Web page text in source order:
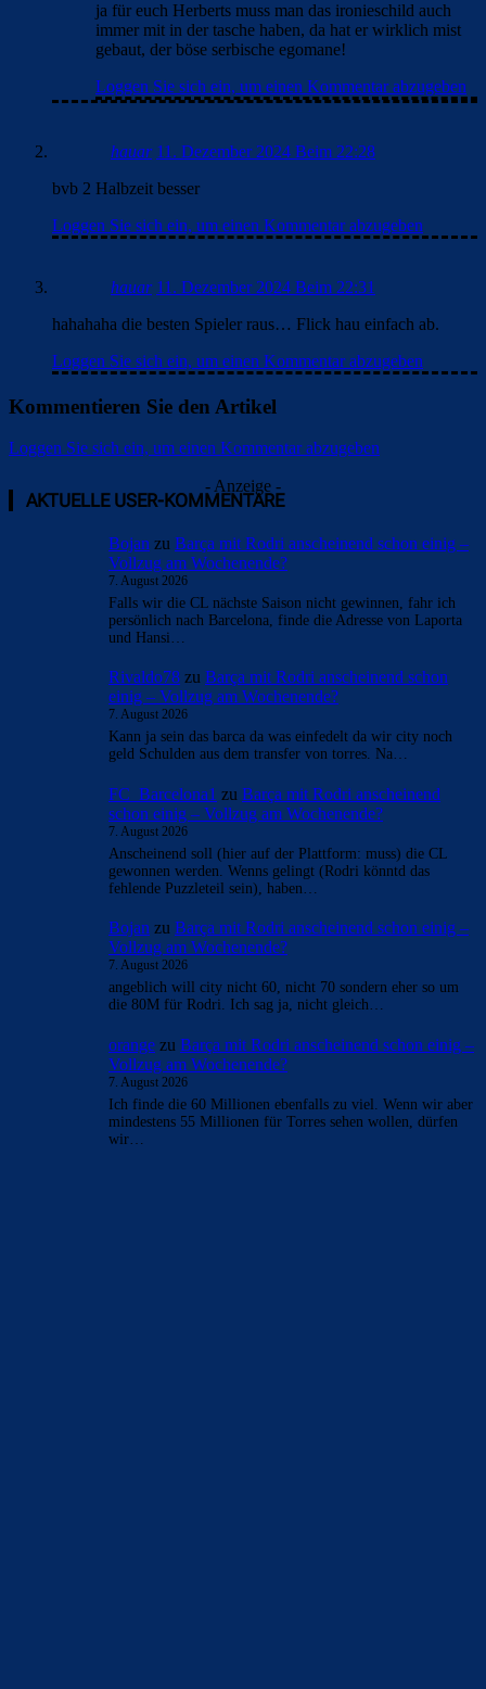
ja für euch Herberts muss man das ironieschild auch
immer mit in der tasche haben, da hat er wirklich mist
gebaut, der böse serbische egomane!
Loggen Sie sich ein, um einen Kommentar abzugeben
hauar 11. Dezember 2024 Beim 22:28
bvb 2 Halbzeit besser
Loggen Sie sich ein, um einen Kommentar abzugeben
hauar 11. Dezember 2024 Beim 22:31
hahahaha die besten Spieler raus… Flick hau einfach ab.
Loggen Sie sich ein, um einen Kommentar abzugeben
Kommentieren Sie den Artikel
Loggen Sie sich ein, um einen Kommentar abzugeben
- Anzeige -
AKTUELLE USER-KOMMENTARE
Bojan zu Barça mit Rodri anscheinend schon einig –
Vollzug am Wochenende?
7. August 2026
Falls wir die CL nächste Saison nicht gewinnen, fahr ich
persönlich nach Barcelona, finde die Adresse von Laporta
und Hansi…
Rivaldo78 zu Barça mit Rodri anscheinend schon
einig – Vollzug am Wochenende?
7. August 2026
Kann ja sein das barca da was einfedelt da wir city noch
geld Schulden aus dem transfer von torres. Na…
FC_Barcelona1 zu Barça mit Rodri anscheinend
schon einig – Vollzug am Wochenende?
7. August 2026
Anscheinend soll (hier auf der Plattform: muss) die CL
gewonnen werden. Wenns gelingt (Rodri könntd das
fehlende Puzzleteil sein), haben…
Bojan zu Barça mit Rodri anscheinend schon einig –
Vollzug am Wochenende?
7. August 2026
angeblich will city nicht 60, nicht 70 sondern eher so um
die 80M für Rodri. Ich sag ja, nicht gleich…
orange zu Barça mit Rodri anscheinend schon einig –
Vollzug am Wochenende?
7. August 2026
Ich finde die 60 Millionen ebenfalls zu viel. Wenn wir aber
mindestens 55 Millionen für Torres sehen wollen, dürfen
wir…